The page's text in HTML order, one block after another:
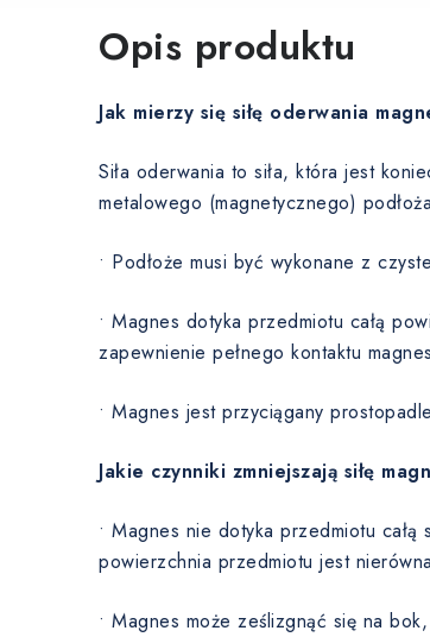
Opis produktu
Jak mierzy się siłę oderwania
Siła oderwania to siła, która jest
metalowego (magnetycznego)
• Podłoże musi być wykonane z
• Magnes dotyka przedmiotu całą
zapewnienie pełnego kontaktu
• Magnes jest przyciągany
Jakie czynniki zmniejszają siłę
• Magnes nie dotyka przedmiotu
powierzchnia przedmiotu jest
• Magnes może ześlizgnąć się na